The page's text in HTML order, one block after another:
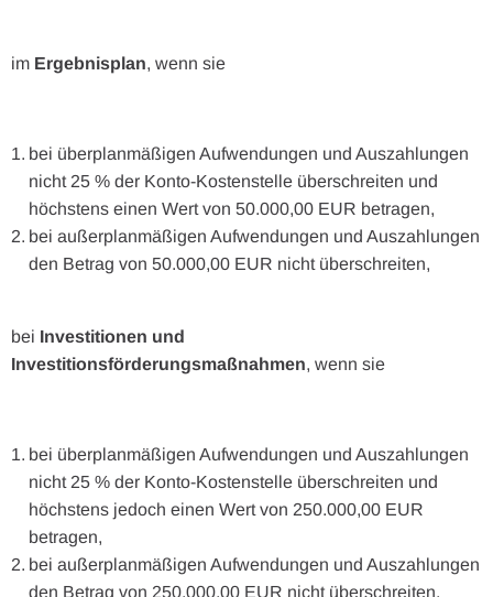
im Ergebnisplan, wenn sie
bei überplanmäßigen Aufwendungen und Auszahlungen
nicht 25 % der Konto-Kostenstelle überschreiten und
höchstens einen Wert von 50.000,00 EUR betragen,
bei außerplanmäßigen Aufwendungen und Auszahlungen
den Betrag von 50.000,00 EUR nicht überschreiten,
bei Investitionen und
Investitionsförderungsmaßnahmen, wenn sie
bei überplanmäßigen Aufwendungen und Auszahlungen
nicht 25 % der Konto-Kostenstelle überschreiten und
höchstens jedoch einen Wert von 250.000,00 EUR
betragen,
bei außerplanmäßigen Aufwendungen und Auszahlungen
den Betrag von 250.000,00 EUR nicht überschreiten.